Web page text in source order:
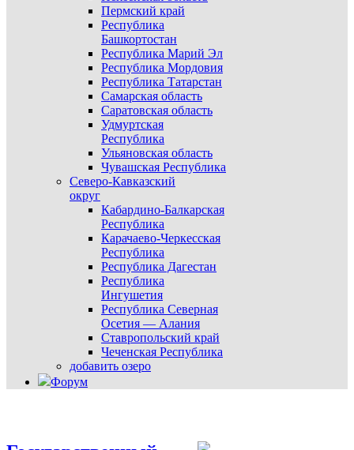
Пермский край
Республика
Башкортостан
Республика Марий Эл
Республика Мордовия
Республика Татарстан
Самарская область
Саратовская область
Удмуртская
Республика
Ульяновская область
Чувашская Республика
Северо-Кавказский
округ
Кабардино-Балкарская
Республика
Карачаево-Черкесская
Республика
Республика Дагестан
Республика
Ингушетия
Республика Северная
Осетия — Алания
Ставропольский край
Чеченская Республика
добавить озеро
Форум